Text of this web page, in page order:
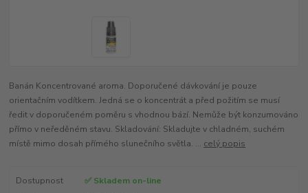
Banán Koncentrované aroma. Doporučené dávkování je pouze
orientačním vodítkem. Jedná se o koncentrát a před požitím se musí
ředit v doporučeném poměru s vhodnou bází. Nemůže být konzumováno
přímo v neředěném stavu. Skladování: Skladujte v chladném, suchém
místě mimo dosah přímého slunečního světla. ... celý popis
Dostupnost
✅ Skladem on-line